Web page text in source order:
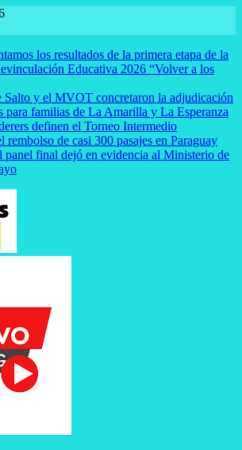
los resultados de la primera etapa de la
Educativa 2026 “Volver a los
Salto y el MVOT concretaron la adjudicación
para familias de La Amarilla y La Esperanza
definen el Torneo Intermedio
rembolso de casi 300 pasajes en Paraguay
final dejó en evidencia al Ministerio de